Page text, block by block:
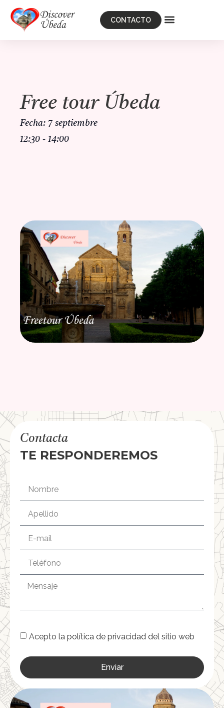
CONTACTO
Free tour Úbeda
7 septiembre
12:30 - 14:00
Contacta
TE RESPONDEREMOS
Acepto la política de privacidad del sitio web
Enviar